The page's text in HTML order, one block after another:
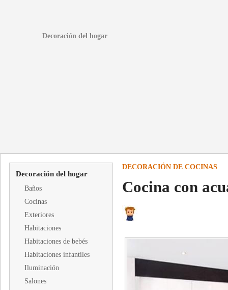
Decoración del hogar
Decoración del hogar
Baños
Cocinas
Exteriores
Habitaciones
Habitaciones de bebés
Habitaciones infantiles
Iluminación
Salones
DECORACIÓN DE COCINAS
Cocina con